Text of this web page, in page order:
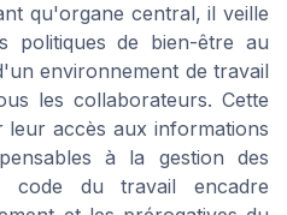
qu'organe central, il veille
de bien-être au
environnement de travail
les collaborateurs. Cette
leur accès aux informations
à la gestion des
code du travail encadre